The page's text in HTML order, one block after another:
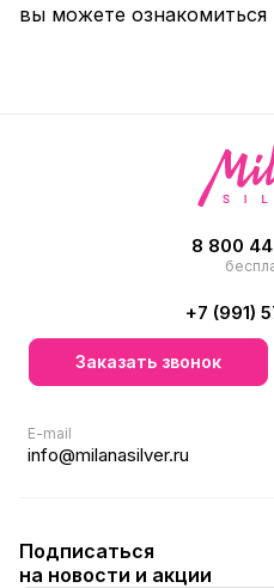
вы можете ознакомиться
8 800
+7 (991)
Заказать звонок
E-mail
info@milanasilver.ru
Подписаться
на новости и акции